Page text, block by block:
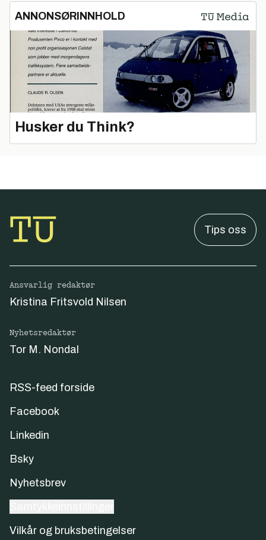
ANNONSØRINNHOLD
Husker du Think?
Tips oss
Ansvarlig redaktør
Kristina Fritsvold Nilsen
Nyhetsredaktør
Tor M. Nondal
RSS-feed forside
Facebook
Linkedin
Bsky
Nyhetsbrev
Vilkår og bruksbetingelser